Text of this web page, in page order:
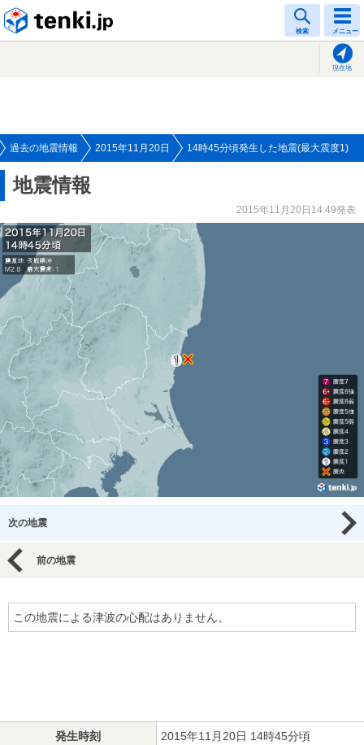
検索 メニュー
現在地
過去の地震情報 2015年11月20日 14時45分頃発生した地震(最大震度1)
地震情報
2015年11月20日14:49発表
次の地震
前の地震
この地震による津波の心配はありません。
発生時刻 2015年11月20日 14時45分頃